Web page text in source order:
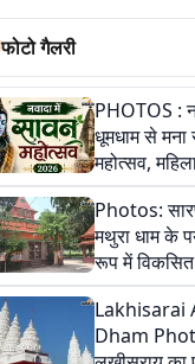
फोटो गैलरी
PHOTOS :
धूमधाम से मना
महोत्सव,
सांस्कृतिक
Photos:
मथुरा धाम के
रूप में
आस, 9
कहानी
Lakhisarai
Dham